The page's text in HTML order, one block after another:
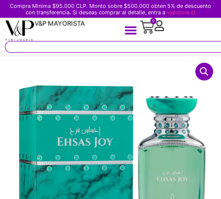
Compra Minima $95.000 CLP. Monto sobre $500.000 obten 5% de descuento
con transferencia. Si deseas comprar al detalle, entra a vypstore.cl
V&P MAYORISTA 0